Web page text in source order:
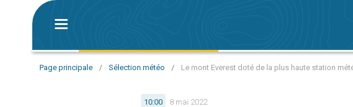
Page principale / Sélection météo / Le mont Everest doté de la plus haute station
10:00 8 mai 2022